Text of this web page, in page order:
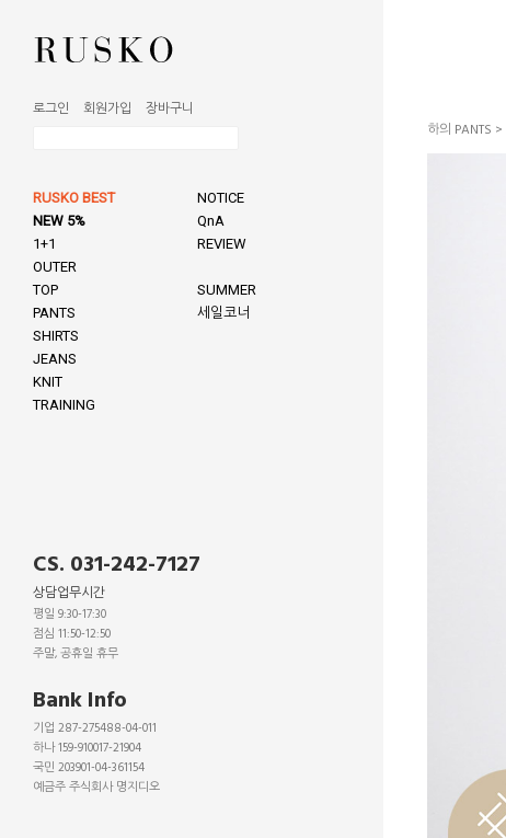
로그인 회원가입 장바구니
RUSKO BEST
NEW 5%
1+1
OUTER
TOP
PANTS
SHIRTS
JEANS
KNIT
TRAINING
NOTICE
QnA
REVIEW
SUMMER
세일코너
CS. 031-242-7127
상담업무시간
평일 9:30-17:30
점심 11:50-12:50
주말, 공휴일 휴무
Bank Info
기업 287-275488-04-011
하나 159-910017-21904
국민 203901-04-361154
예금주 주식회사 명지디오
하의 PANTS >